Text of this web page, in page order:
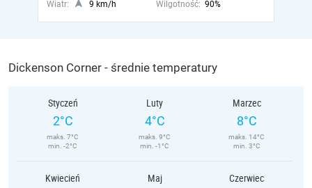
Wiatr: 9 km/h Wilgotność: 90%
Dickenson Corner - średnie temperatury
Styczeń
2°C
maks. 7°C
min. -2°C
Luty
4°C
maks. 9°C
min. -1°C
Marzec
8°C
maks. 14°C
min. 3°C
Kwiecień Maj Czerwiec